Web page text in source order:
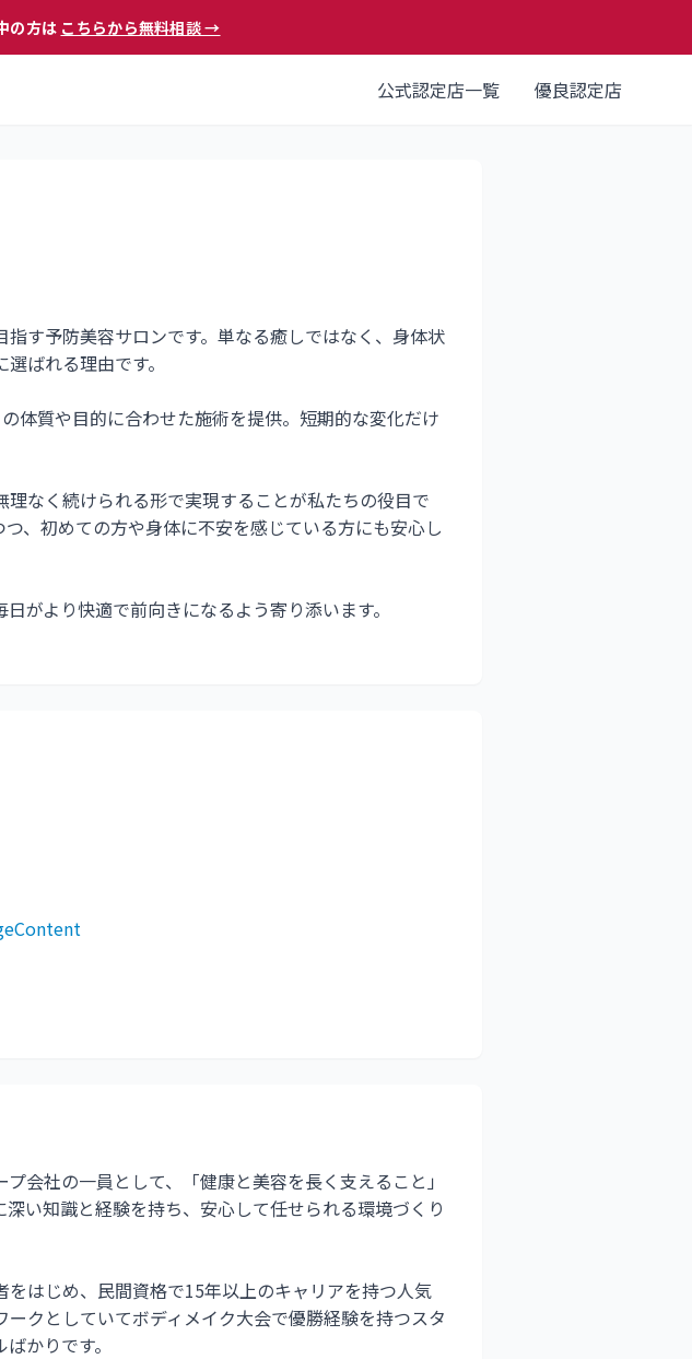
の方は こちらから無料相談 →
公式認定店一覧 優良認定店
す予防美容サロンです。単なる癒しではなく、身体状
ばれる理由です。
体質や目的に合わせた施術を提供。短期的な変化だけ
なく続けられる形で実現することが私たちの役目で
、初めての方や身体に不安を感じている方にも安心し
がより快適で前向きになるよう寄り添います。
会社の一員として、「健康と美容を長く支えること」
い知識と経験を持ち、安心して任せられる環境づくり
はじめ、民間資格で15年以上のキャリアを持つ人気
クとしていてボディメイク大会で優勝経験を持つスタ
かりです。